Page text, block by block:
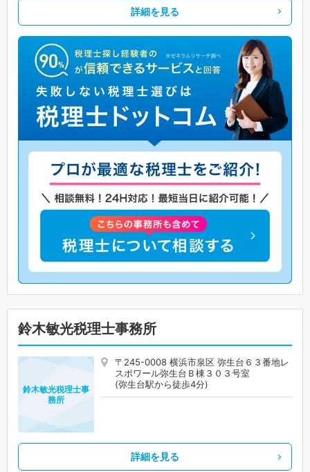
詳細を見る
鈴木敏光税理士事務所
〒245-0008 横浜市泉区 弥生台６３番地レ
スポワール弥生台Ｂ棟３０３号室
(弥生台駅から徒歩4分)
鈴木敏光税理士事
務所
詳細を見る